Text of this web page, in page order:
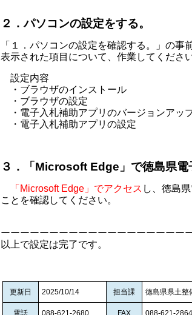
２．パソコンの設定をする。
「１．パソコンの設定を確認する。」の
表示された項目について、作業してください
設定内容
・ブラウザのインストール
・ブラウザの設定
・電子入札補助アプリのバージョンアッ
・電子入札補助アプリの設定
３．「Microsoft Edge」で徳島県電
「Microsoft Edge」でアクセス し、徳島
ことを確認してください。
ーーーーーーーーーーーーーーーーーーー
以上で設定は完了です。
更新日 2025/10/14 担当課 徳島県県土整
電話 088-621-2680 FAX 088-621-2864